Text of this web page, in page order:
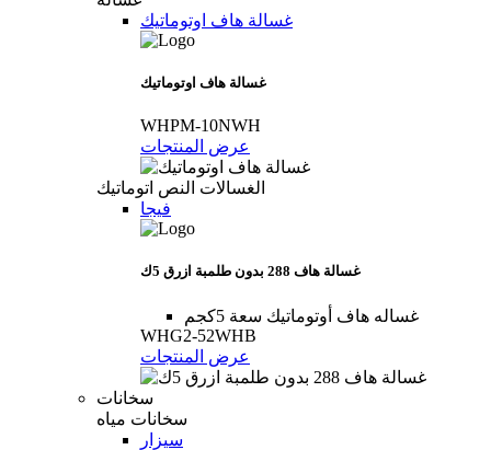
غسالة ھاف اوتوماتيك
غسالة ھاف اوتوماتيك
WHPM-10NWH
عرض المنتجات
الغسالات النص اتوماتيك
فيجا
غسالة هاف 288 بدون طلمبة ازرق 5ك
غساله هاف أوتوماتيك سعة 5كجم
WHG2-52WHB
عرض المنتجات
سخانات
سخانات مياه
سيزار